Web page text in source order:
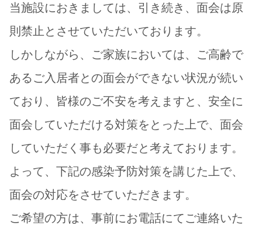
居宅介護支援事業所
当施設におきましては、引き続き、面会は原
則禁止とさせていただいております。
しかしながら、ご家族においては、ご高齢で
あるご入居者との面会ができない状況が続い
ており、皆様のご不安を考えますと、安全に
面会していただける対策をとった上で、面会
していただく事も必要だと考えております。
よって、下記の感染予防対策を講じた上で、
面会の対応をさせていただきます。
ご希望の方は、事前にお電話にてご連絡いた